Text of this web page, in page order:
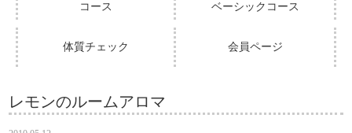
コース
ベーシックコース
体質チェック 会員ページ
レモンのルームアロマ